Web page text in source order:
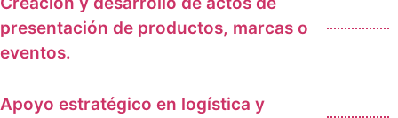
presentación de productos, marcas o
eventos.
Apoyo estratégico en logística y